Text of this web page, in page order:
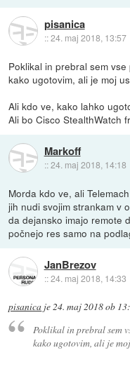
pisanica
::24. maj 2018, 13:57
Poklikal in prebral sem
kako ugotovim, ali je moj
Ali kdo ve, kako lahko
Ali bo Cisco StealthWatch
Markoff
::24. maj 2018, 14:18
Morda kdo ve, ali
jih nudi svojim strankam v
da dejansko imajo remote
počnejo res samo na
JanBrezov
::24. maj 2018, 14:33
pisanica je24. maj 2018 ob
Poklikal in prebral sem
kako ugotovim, ali je